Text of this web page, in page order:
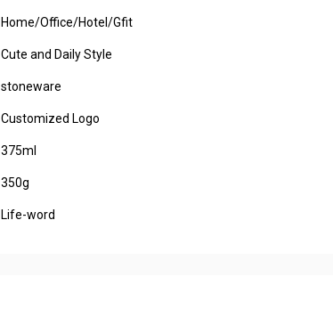
Home/Office/Hotel/Gfit
Cute and Daily Style
stoneware
Customized Logo
375ml
350g
Life-word